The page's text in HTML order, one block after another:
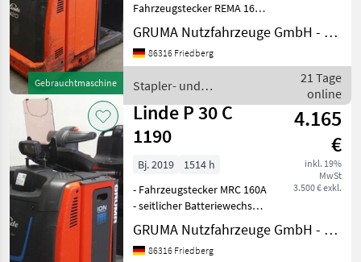
Gebrauchtmaschine
Fahrzeugstecker REMA 160A
- seitlicher Batteriewechsel
mit Rollen -
Spannungswandler -
mm - Beleuchtungsanlage
GRUMA Nutzfahrzeuge GmbH - Staplertechnik
86316 Friedberg
Stapler- und
Lagertechnik / Linde
21 Tage
online
Linde P 30 C
1190
4.165
€
inkl. 19%
MwSt
3.500 € exkl.
Bj. 2019
1514 h
- Fahrzeugstecker MRC 160A
- seitlicher Batteriewechsel
ohne Rollen - Blitzleuchte -
Spot vorne: BlueSpot -
Anhängekupplung: 3-stufig
GRUMA Nutzfahrzeuge GmbH - Staplertechnik
86316 Friedberg